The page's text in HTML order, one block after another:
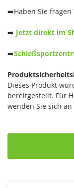
➡️Haben Sie fragen
➡️ Jetzt direkt im
➡️
Dieses Produkt
bereitgestellt. Für
wenden Sie sich